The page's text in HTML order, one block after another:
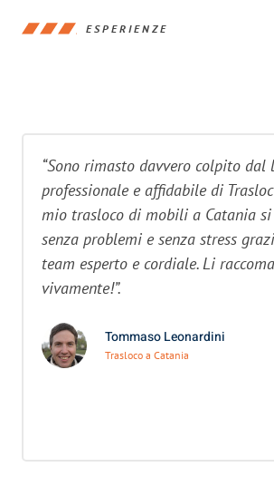
ESPERIENZE
“Sono rimasto davvero colpito dal
professionale e affidabile di
mio trasloco di mobili a Catania
senza problemi e senza stress
team esperto e cordiale. Li
vivamente!”.
Tommaso Leonardini
Trasloco a Catania